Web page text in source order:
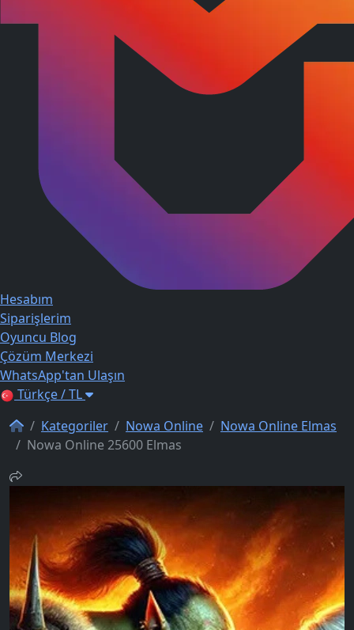
Hesabım
Siparişlerim
Oyuncu Blog
Çözüm Merkezi
WhatsApp'tan Ulaşın
Türkçe / TL
Kategoriler
Nowa Online
Nowa Online Elmas
Nowa Online 25600 Elmas